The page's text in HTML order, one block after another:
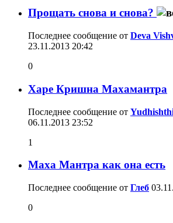
Прощать снова и снова?
Последнее сообщение от Deva
23.11.2013 20:42
0
Харе Кришна Махамантра
Последнее сообщение от
06.11.2013 23:52
1
Маха Мантра как она есть
Последнее сообщение от Глеб
0